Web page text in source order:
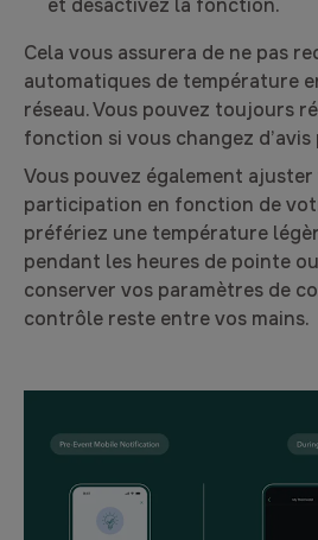
et désactivez la fonction.
Cela vous assurera de ne pas
automatiques de température
réseau. Vous pouvez toujours
fonction si vous changez
Vous pouvez également
participation en fonction de
préfériez une température
pendant les heures de pointe
conserver vos paramètres de
contrôle reste entre vos mains.